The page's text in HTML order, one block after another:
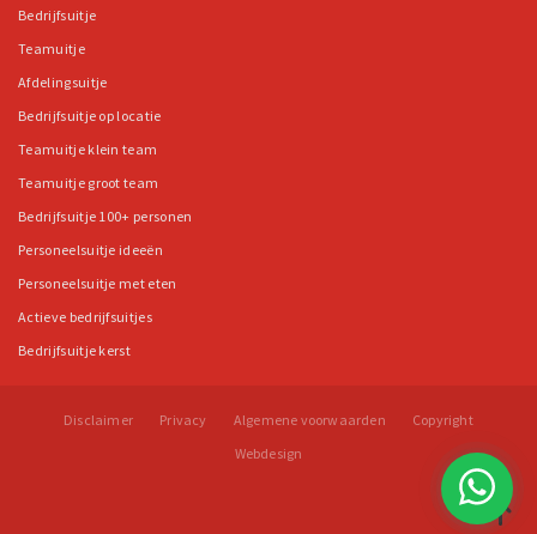
Bedrijfsuitje
Teamuitje
Afdelingsuitje
Bedrijfsuitje op locatie
Teamuitje klein team
Teamuitje groot team
Bedrijfsuitje 100+ personen
Personeelsuitje ideeën
Personeelsuitje met eten
Actieve bedrijfsuitjes
Bedrijfsuitje kerst
Disclaimer Privacy Algemene voorwaarden
Copyright
Webdesign